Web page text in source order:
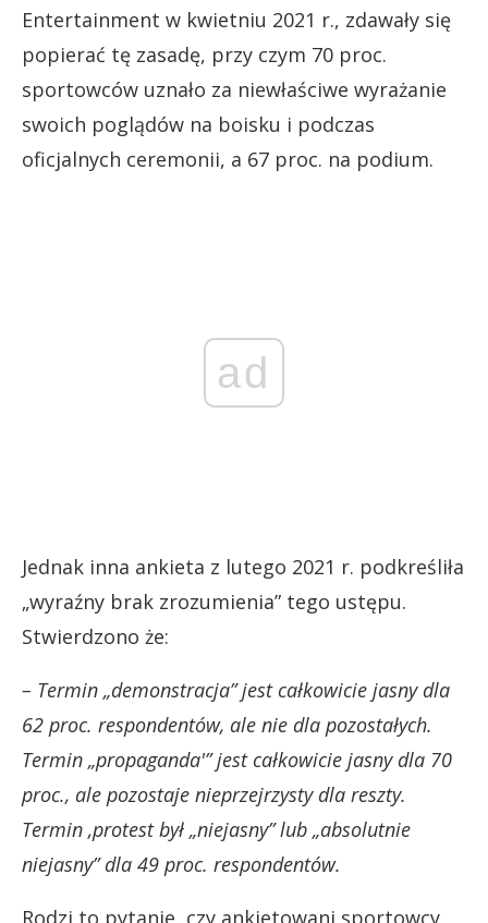
Entertainment w kwietniu 2021 r., zdawały się
popierać tę zasadę, przy czym 70 proc.
sportowców uznało za niewłaściwe wyrażanie
swoich poglądów na boisku i podczas
oficjalnych ceremonii, a 67 proc. na podium.
ad
Jednak inna ankieta z lutego 2021 r. podkreśliła
„wyraźny brak zrozumienia” tego ustępu.
Stwierdzono że:
– Termin „demonstracja” jest całkowicie jasny dla
62 proc. respondentów, ale nie dla pozostałych.
Termin „propaganda'” jest całkowicie jasny dla 70
proc., ale pozostaje nieprzejrzysty dla reszty.
Termin ‚protest był „niejasny” lub „absolutnie
niejasny” dla 49 proc. respondentów.